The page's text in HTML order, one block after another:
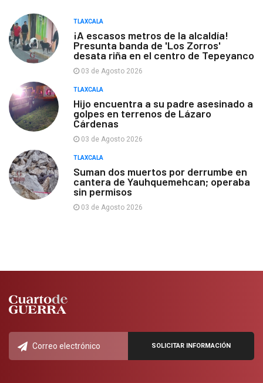
TLAXCALA
¡A escasos metros de la alcaldía!
Presunta banda de 'Los Zorros'
desata riña en el centro de Tepeyanco
03 de Agosto 2026
TLAXCALA
Hijo encuentra a su padre asesinado a
golpes en terrenos de Lázaro
Cárdenas
03 de Agosto 2026
TLAXCALA
Suman dos muertos por derrumbe en
cantera de Yauhquemehcan; operaba
sin permisos
03 de Agosto 2026